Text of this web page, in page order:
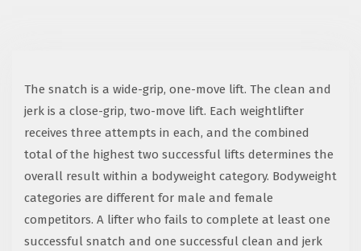
The snatch is a wide-grip, one-move lift. The clean and
jerk is a close-grip, two-move lift. Each weightlifter
receives three attempts in each, and the combined
total of the highest two successful lifts determines the
overall result within a bodyweight category. Bodyweight
categories are different for male and female
competitors. A lifter who fails to complete at least one
successful snatch and one successful clean and jerk